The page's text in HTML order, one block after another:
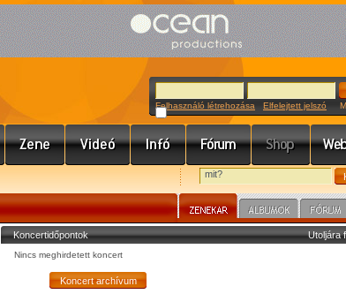
Felhasználó létrehozása Elfelejtett jelszó
Utoljára
Koncertidőpontok
Nincs meghirdetett koncert